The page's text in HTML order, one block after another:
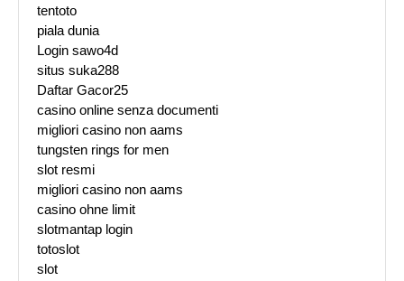
tentoto
piala dunia
Login sawo4d
situs suka288
Daftar Gacor25
casino online senza documenti
migliori casino non aams
tungsten rings for men
slot resmi
migliori casino non aams
casino ohne limit
slotmantap login
totoslot
slot